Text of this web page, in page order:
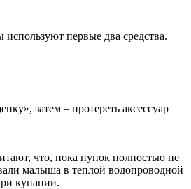
первые два средства.
затем – протереть аксессуар
что, пока пупок полностью не
малыша в теплой водопроводной
купании.